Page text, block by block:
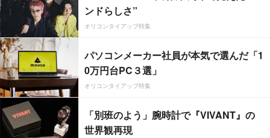
ンドらしさ”
オリコンタイアップ特集
パソコンメーカー社員が本気で選んだ「1
0万円台PC３選」
オリコンタイアップ特集
「別班のよう」腕時計で『VIVANT』の
世界観再現